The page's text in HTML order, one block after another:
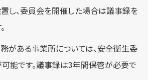
し、委員会を開催した場合は議事録を
がある事業所については、安全衛生委
能です。議事録は3年間保管が必要で